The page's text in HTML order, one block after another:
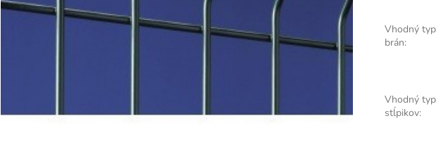
Vhodný typ
brán:
Vhodný typ
stĺpikov: